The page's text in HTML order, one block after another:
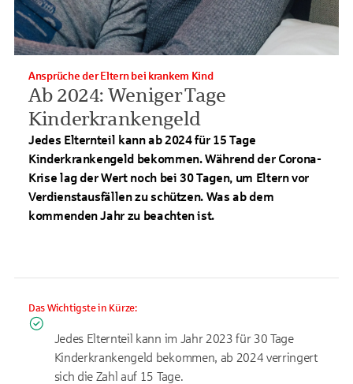
Ab 2024: Weniger Tage
Kinderkrankengeld
Ansprüche der Eltern bei krankem Kind
Jedes Elternteil kann ab 2024 für 15 Tage
Kinderkrankengeld bekommen. Während der Corona-
Krise lag der Wert noch bei 30 Tagen, um Eltern vor
Verdienstausfällen zu schützen. Was ab dem
kommenden Jahr zu beachten ist.
Das Wichtigste in Kürze:
Jedes Elternteil kann im Jahr 2023 für 30 Tage
Kinderkrankengeld bekommen, ab 2024 verringert
sich die Zahl auf 15 Tage.